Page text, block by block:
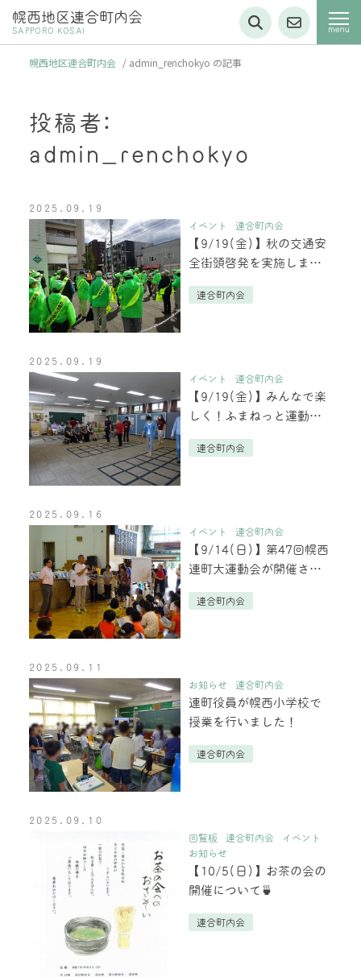
幌西地区連合町内会
SAPPORO KOSAI
幌西地区連合町内会 / admin_renchokyo の記事
投稿者:
admin_renchokyo
2025.09.19
イベント
連合町内会
【9/19(金)】秋の交通安
全街頭啓発を実施しまし
連合町内会
2025.09.19
イベント
連合町内会
【9/19(金)】みんなで楽
しく！ふまねっと運動＆
連合町内会
2025.09.16
イベント
連合町内会
【9/14(日)】第47回幌西
連町大運動会が開催され
連合町内会
2025.09.11
お知らせ
連合町内会
連町役員が幌西小学校で
授業を行いました！
連合町内会
2025.09.10
回覧板
連合町内会
イベント
お知らせ
【10/5(日)】お茶の会の
開催について🍵
連合町内会